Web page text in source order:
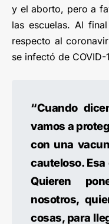
y el aborto, pero a
las escuelas. Al
respecto al
se infectó de COVID-
“Cuando
vamos a
con una
cauteloso.
Quieren
nosotros,
cosas, para